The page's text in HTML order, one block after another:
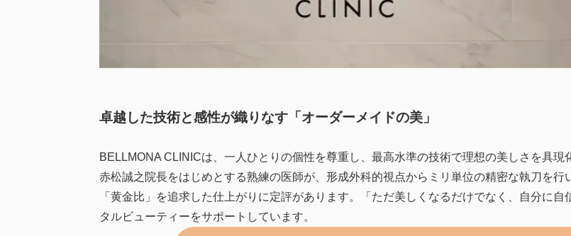
卓越した技術と感性が織りなす「オーダーメイドの美」
BELLMONA CLINICは、一人ひとりの個性を尊重し、最高水準の技術で理想の美しさを具現
赤松誠之院長をはじめとする熟練の医師が、形成外科的視点からミリ単位の精密な執刀を
「黄金比」を追求した仕上がりに定評があります。「ただ美しくなるだけでなく、自分に
タルビューティーをサポートしています。